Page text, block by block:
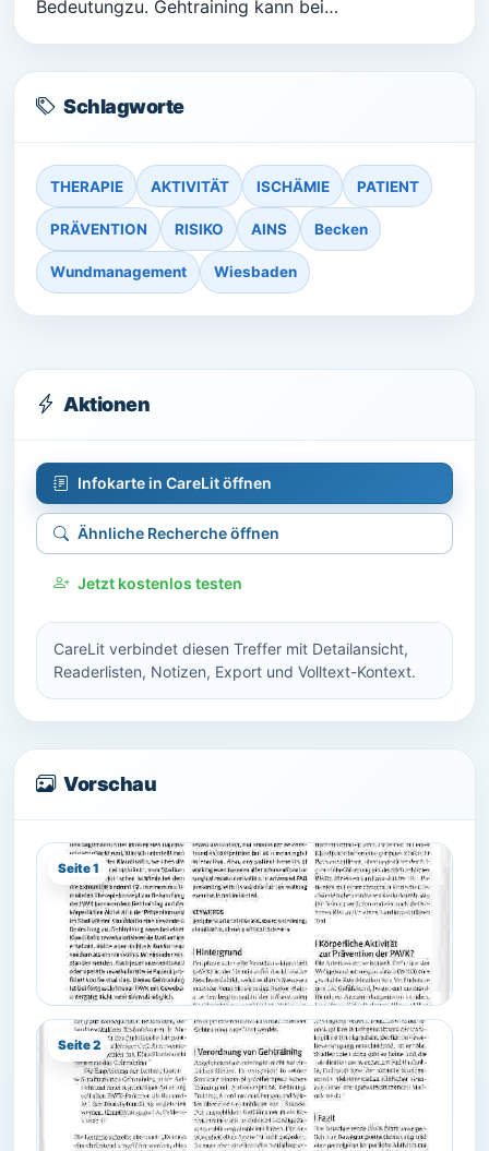
Bedeutungzu. Gehtraining kann bei…
Schlagworte
THERAPIE AKTIVITÄT ISCHÄMIE PATIENT
PRÄVENTION RISIKO AINS Becken
Wundmanagement Wiesbaden
Aktionen
Infokarte in CareLit öffnen
Ähnliche Recherche öffnen
Jetzt kostenlos testen
CareLit verbindet diesen Treffer mit Detailansicht,
Readerlisten, Notizen, Export und Volltext-Kontext.
Vorschau
Seite 1
Seite 2